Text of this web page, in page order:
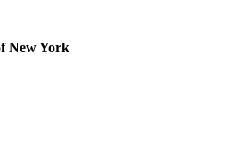
New York